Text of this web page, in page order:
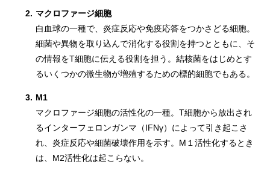
2. マクロファージ細胞
白血球の一種で、炎症反応や免疫応答をつかさどる細胞。
細菌や異物を取り込んで消化する役割を持つとともに、そ
の情報をT細胞に伝える役割を担う。結核菌をはじめとす
るいくつかの微生物が増殖するための標的細胞でもある。
3. M1
マクロファージ細胞の活性化の一種。T細胞から放出され
るインターフェロンガンマ（IFNγ）によって引き起こさ
れ、炎症反応や細菌破壊作用を示す。M１活性化するとき
は、M2活性化は起こらない。